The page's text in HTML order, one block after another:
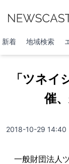
新着 地域検索
「ツネ
催
2018-10-29 14:40
一般財団法人